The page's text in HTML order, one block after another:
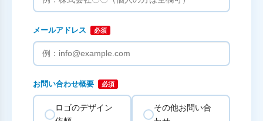
メールアドレス 必須
お問い合わせ概要 必須
ロゴのデザイン
その他お問い合